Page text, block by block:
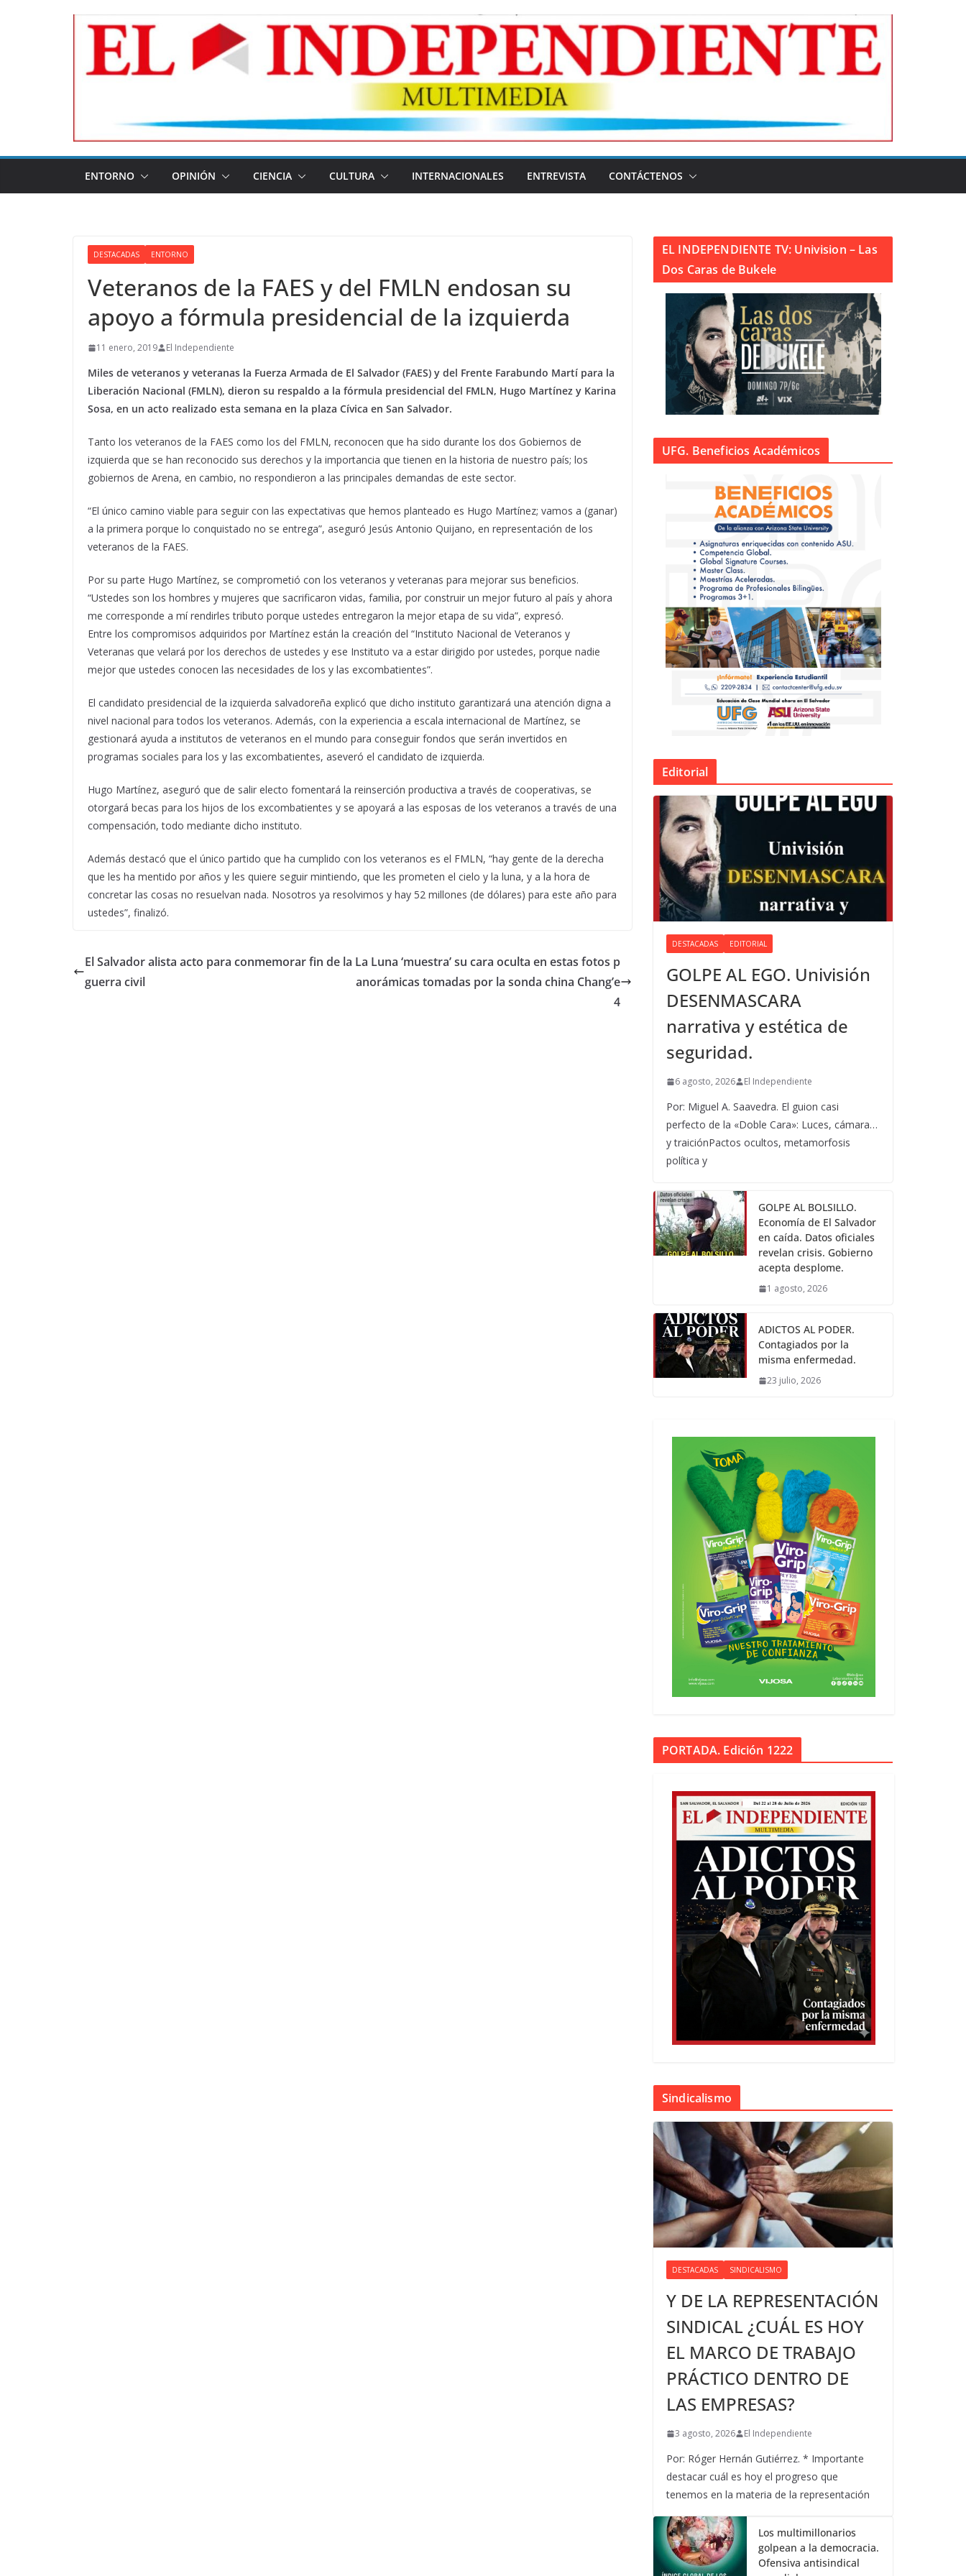
ENTORNO OPINIÓN CIENCIA CULTURA INTERNACIONALES ENTREVISTA CONTÁCTENOS
DESTACADAS ENTORNO
Veteranos de la FAES y del FMLN endosan su
apoyo a fórmula presidencial de la izquierda
11 enero, 2019 El Independiente
Miles de veteranos y veteranas la Fuerza Armada de El Salvador (FAES) y del Frente Farabundo Martí para la
Liberación Nacional (FMLN), dieron su respaldo a la fórmula presidencial del FMLN, Hugo Martínez y Karina
Sosa, en un acto realizado esta semana en la plaza Cívica en San Salvador.
Tanto los veteranos de la FAES como los del FMLN, reconocen que ha sido durante los dos Gobiernos de
izquierda que se han reconocido sus derechos y la importancia que tienen en la historia de nuestro país; los
gobiernos de Arena, en cambio, no respondieron a las principales demandas de este sector.
“El único camino viable para seguir con las expectativas que hemos planteado es Hugo Martínez; vamos a (ganar)
a la primera porque lo conquistado no se entrega”, aseguró Jesús Antonio Quijano, en representación de los
veteranos de la FAES.
Por su parte Hugo Martínez, se comprometió con los veteranos y veteranas para mejorar sus beneficios.
“Ustedes son los hombres y mujeres que sacrificaron vidas, familia, por construir un mejor futuro al país y ahora
me corresponde a mí rendirles tributo porque ustedes entregaron la mejor etapa de su vida”, expresó.
Entre los compromisos adquiridos por Martínez están la creación del “Instituto Nacional de Veteranos y
Veteranas que velará por los derechos de ustedes y ese Instituto va a estar dirigido por ustedes, porque nadie
mejor que ustedes conocen las necesidades de los y las excombatientes”.
El candidato presidencial de la izquierda salvadoreña explicó que dicho instituto garantizará una atención digna a
nivel nacional para todos los veteranos. Además, con la experiencia a escala internacional de Martínez, se
gestionará ayuda a institutos de veteranos en el mundo para conseguir fondos que serán invertidos en
programas sociales para los y las excombatientes, aseveró el candidato de izquierda.
Hugo Martínez, aseguró que de salir electo fomentará la reinserción productiva a través de cooperativas, se
otorgará becas para los hijos de los excombatientes y se apoyará a las esposas de los veteranos a través de una
compensación, todo mediante dicho instituto.
Además destacó que el único partido que ha cumplido con los veteranos es el FMLN, “hay gente de la derecha
que les ha mentido por años y les quiere seguir mintiendo, que les prometen el cielo y la luna, y a la hora de
concretar las cosas no resuelvan nada. Nosotros ya resolvimos y hay 52 millones (de dólares) para este año para
ustedes”, finalizó.
El Salvador alista acto para conmemorar fin de la
guerra civil
La Luna ‘muestra’ su cara oculta en estas fotos p
anorámicas tomadas por la sonda china Chang’e
4
EL INDEPENDIENTE TV: Univision – Las
Dos Caras de Bukele
UFG. Beneficios Académicos
Editorial
DESTACADAS EDITORIAL
GOLPE AL EGO. Univisión
DESENMASCARA
narrativa y estética de
seguridad.
6 agosto, 2026 El Independiente
Por: Miguel A. Saavedra. El guion casi
perfecto de la «Doble Cara»: Luces, cámara…
y traiciónPactos ocultos, metamorfosis
política y
GOLPE AL BOLSILLO.
Economía de El Salvador
en caída. Datos oficiales
revelan crisis. Gobierno
acepta desplome.
1 agosto, 2026
ADICTOS AL PODER.
Contagiados por la
misma enfermedad.
23 julio, 2026
PORTADA. Edición 1222
Sindicalismo
DESTACADAS SINDICALISMO
Y DE LA REPRESENTACIÓN
SINDICAL ¿CUÁL ES HOY
EL MARCO DE TRABAJO
PRÁCTICO DENTRO DE
LAS EMPRESAS?
3 agosto, 2026 El Independiente
Por: Róger Hernán Gutiérrez. * Importante
destacar cuál es hoy el progreso que
tenemos en la materia de la representación
Los multimillonarios
golpean a la democracia.
Ofensiva antisindical